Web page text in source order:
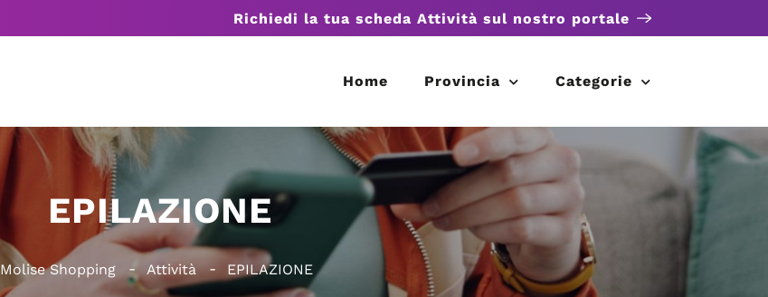
Richiedi la tua scheda Attività sul nostro portale
Home Provincia Categorie
EPILAZIONE
Molise Shopping Attività EPILAZIONE